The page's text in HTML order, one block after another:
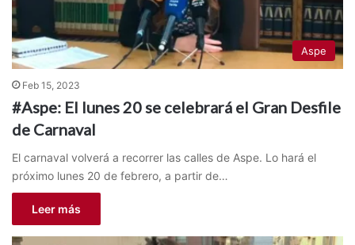
Aspe
Feb 15, 2023
#Aspe: El lunes 20 se celebrará el Gran Desfile
de Carnaval
El carnaval volverá a recorrer las calles de Aspe. Lo hará el
próximo lunes 20 de febrero, a partir de…
Leer más